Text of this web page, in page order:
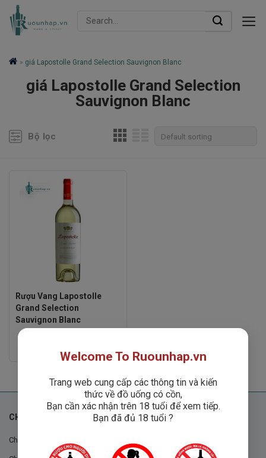
Skip
Search
» giá Lapostolle Grand Selection Sauvignon Blanc
giá Lapostolle Grand Selection
Sauvignon Blanc
Bộ lọc
Rượu Vang Lapostolle
Grand Selection
Sauvignon Blanc
Liên hệ
CHÍNH SÁCH
Chính sách chung
Welcome To Ruounhap.vn
Trang web cung cấp các thông tin và kiến
thức về đồ uống có cồn,
Bạn cần xác nhận trên 18 tuổi để xem tiếp.
Bạn đã đủ 18 tuổi ?